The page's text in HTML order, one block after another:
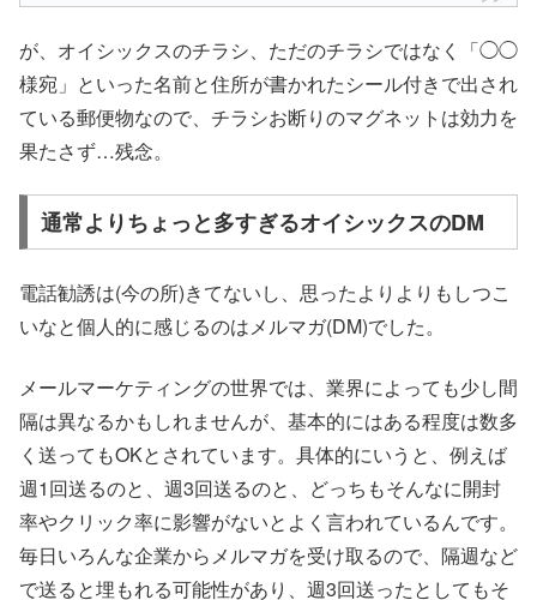
が、オイシックスのチラシ、ただのチラシではなく「◯◯
様宛」といった名前と住所が書かれたシール付きで出され
ている郵便物なので、チラシお断りのマグネットは効力を
果たさず…残念。
通常よりちょっと多すぎるオイシックスのDM
電話勧誘は(今の所)きてないし、思ったよりよりもしつこ
いなと個人的に感じるのはメルマガ(DM)でした。
メールマーケティングの世界では、業界によっても少し間
隔は異なるかもしれませんが、基本的にはある程度は数多
く送ってもOKとされています。具体的にいうと、例えば
週1回送るのと、週3回送るのと、どっちもそんなに開封
率やクリック率に影響がないとよく言われているんです。
毎日いろんな企業からメルマガを受け取るので、隔週など
で送ると埋もれる可能性があり、週3回送ったとしてもそ